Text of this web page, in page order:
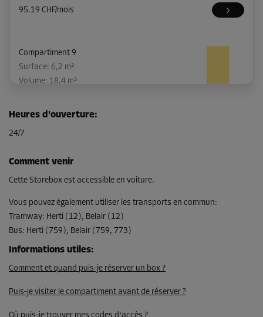
95.19 CHF/mois
Compartiment 9
Surface: 6,2 m²
Volume: 18,4 m³
-20%
276.00 CHF/mois
220.79 CHF/mois
Compartiment 12
Surface: 6,3 m²
Volume: 18,8 m³
Long:2,6m Larg:2,4m Haut:3m
-20%
Dès
Heures d'ouverture:
24/7
Comment venir
Cette Storebox est accessible en voiture.
Vous pouvez également utiliser les transports en commun:
Tramway: Herti (12), Belair (12)
Bus: Herti (759), Belair (759, 773)
Informations utiles:
Comment et quand puis-je réserver un box ?
Puis-je visiter le compartiment avant de réserver ?